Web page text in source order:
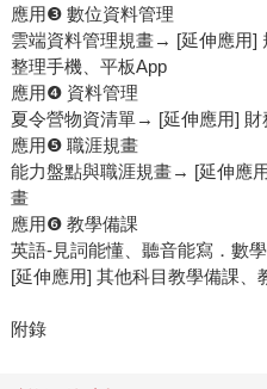
應用❸ 數位資料管理
雲端資料管理規畫→ [延伸應用]
整理手機、平板App
應用❹ 資料管理
夏令營物資清單→ [延伸應用]
應用❺ 職涯規畫
能力盤點與職涯規畫→ [延伸應
畫
應用❻ 教學備課
英語-見詞能懂、聽音能寫．數
[延伸應用] 其他科目教學備課、
附錄